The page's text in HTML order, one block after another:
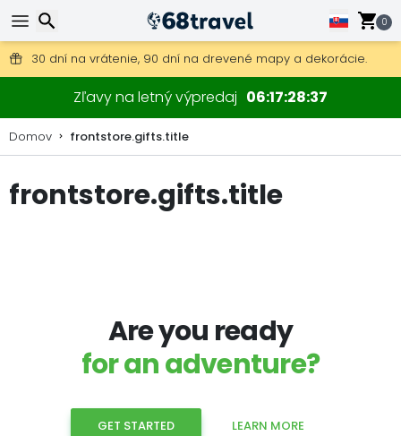
0
Poštovné zdarma na objednávky nad 49 €.
30 dní na vrátenie, 90 dní na drevené mapy a dekorácie.
Zľavy na letný výpredaj 06 17 28 37
Domov frontstore.gifts.title
frontstore.gifts.title
Are you ready
for an adventure?
GET STARTED LEARN MORE
Hľadať
Hľadať